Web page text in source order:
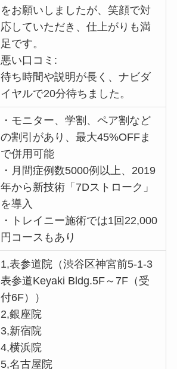
をお願いしましたが、笑顔で対
応していただき、仕上がりも満
足です。
悪い口コミ:
待ち時間や説明が長く、ナビダ
イヤルで20分待ちました。
・ モニター、学割、ペア割など
の割引があり、最大45%OFFま
で併用可能
・ 月間症例数5000例以上、2019
年から新技術「7Dストローク」
を導入
・
トレイニー施術では1回22,000
円コースもあり
1,表参道院（渋谷区神宮前5-1-3
表参道Keyaki Bldg.5F～7F（受
付6F））
2,銀座院
3,新宿院
4,横浜院
5,名古屋院